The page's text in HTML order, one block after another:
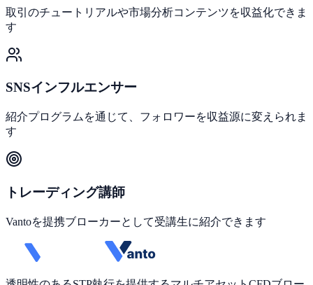
取引のチュートリアルや市場分析コンテンツを収益化できま
す
SNSインフルエンサー
紹介プログラムを通じて、フォロワーを収益源に変えられま
す
トレーディング講師
Vantoを提携ブローカーとして受講生に紹介できます